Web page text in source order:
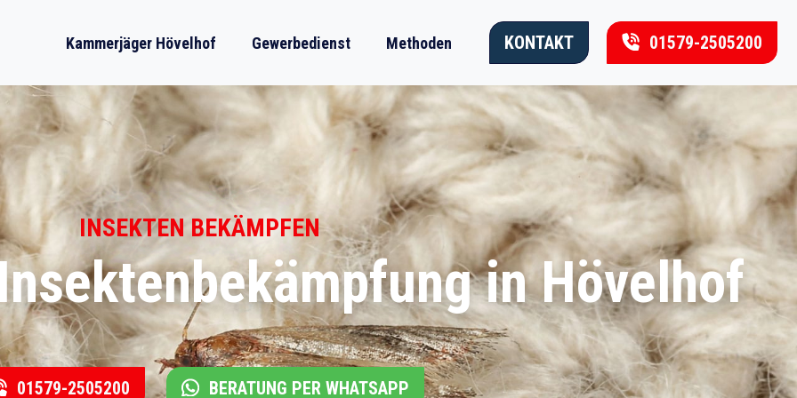
Kammerjäger Hövelhof Gewerbedienst Methoden KONTAKT 01579-2505200
INSEKTEN BEKÄMPFEN
in Hövelhof
01579-2505200 BERATUNG PER WHATSAPP